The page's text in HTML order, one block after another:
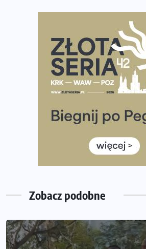
Największy Bieg Powstania
Ponad 12 tysięcy uczestników
Tętno vs tempo – czym kierować się
Co ma dużo białka? Produkty, które
Rozbiegany Olsztyn szykuje się na
Już w tę sobotę 35. Bieg Powstania
Wystartuje rekordowa liczba
35. Bieg Powstania Warszawskiego –
poradnik przed startem
Zobacz podobne